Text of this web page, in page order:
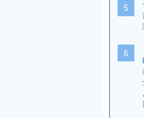
5
6